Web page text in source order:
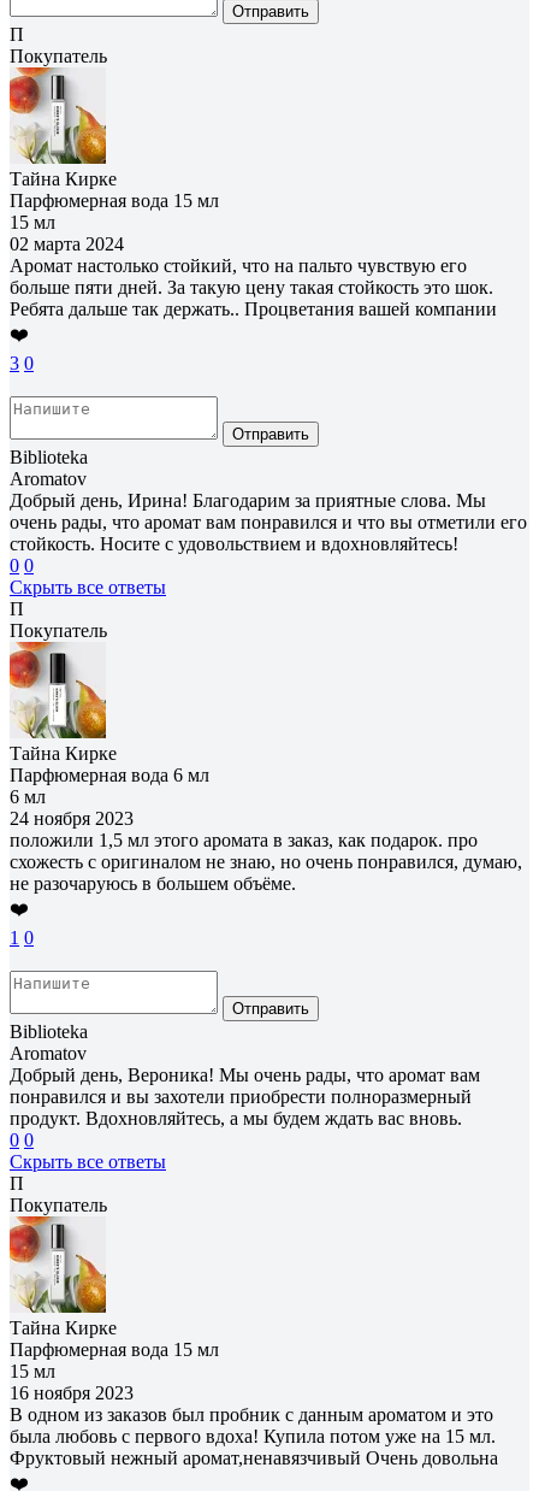
Отправить
П
Покупатель
Тайна Кирке
Парфюмерная вода 15 мл
15 мл
02 марта 2024
Аромат настолько стойкий, что на пальто чувствую его
больше пяти дней. За такую цену такая стойкость это шок.
Ребята дальше так держать.. Процветания вашей компании
❤️
3 0
Отправить
Biblioteka
Aromatov
Добрый день, Ирина! Благодарим за приятные слова. Мы
очень рады, что аромат вам понравился и что вы отметили его
стойкость. Носите с удовольствием и вдохновляйтесь!
0 0
Скрыть все ответы
П
Покупатель
Тайна Кирке
Парфюмерная вода 6 мл
6 мл
24 ноября 2023
положили 1,5 мл этого аромата в заказ, как подарок. про
схожесть с оригиналом не знаю, но очень понравился, думаю,
не разочаруюсь в большем объёме.
❤️
1 0
Отправить
Biblioteka
Aromatov
Добрый день, Вероника! Мы очень рады, что аромат вам
понравился и вы захотели приобрести полноразмерный
продукт. Вдохновляйтесь, а мы будем ждать вас вновь.
0 0
Скрыть все ответы
П
Покупатель
Тайна Кирке
Парфюмерная вода 15 мл
15 мл
16 ноября 2023
В одном из заказов был пробник с данным ароматом и это
была любовь с первого вдоха! Купила потом уже на 15 мл.
Фруктовый нежный аромат,ненавязчивый Очень довольна
❤️